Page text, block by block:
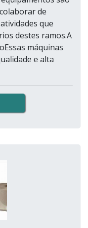
de
que
destes ramos.A
máquinas
e alta